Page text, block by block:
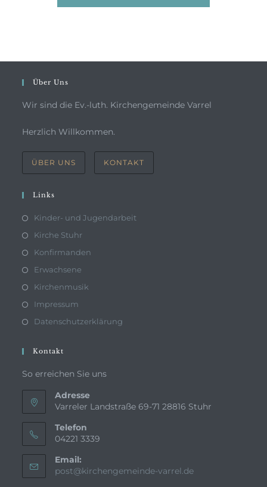
Über Uns
Wir sind die Ev.-luth. Kirchengemeinde Varrel
Herzlich Willkommen.
ÜBER UNS KONTAKT
Links
Kinder- und Jugendarbeit
Kirche Stuhr
Konfirmanden
Erwachsene
Kirchenmusik
Impressum
Datenschutzerklärung
Kontakt
So erreichen Sie uns
Adresse
Varreler Landstraße 69-71 28816 Stuhr
Telefon
04221 3339
Email:
post@kirchengemeinde-varrel.deOpens